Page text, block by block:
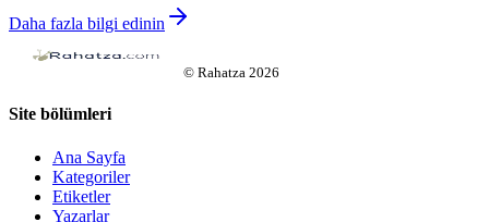
Daha fazla bilgi edinin
© Rahatza 2026
Site bölümleri
Ana Sayfa
Kategoriler
Etiketler
Yazarlar